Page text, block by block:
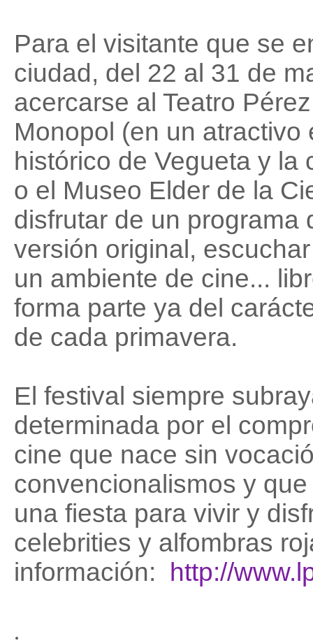
Para el visitante que se
ciudad, del 22 al 31 de
acercarse al Teatro
Monopol (en un
histórico de Vegueta y la
o el Museo Elder de la
disfrutar de un programa
versión original,
un ambiente de cine...
forma parte ya del
de cada primavera.
El festival siempre
determinada por el
cine que nace sin
convencionalismos y
una fiesta para vivir y
celebrities y alfombras
información:
http://
.